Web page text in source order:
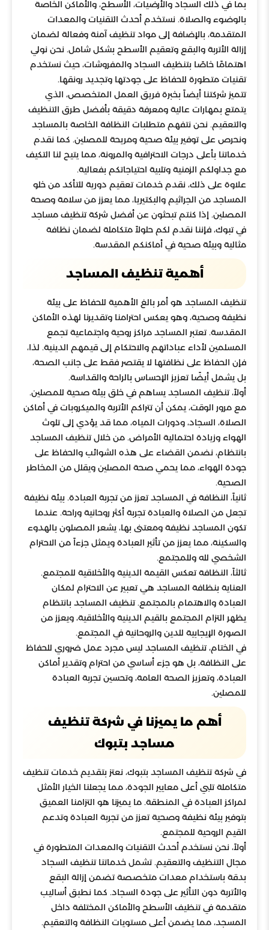
بما في ذلك السجاد والأرضيات، الأسطح، والأماكن الخاصة
بالوضوء والصلاة. نستخدم أحدث التقنيات والمعدات
المتقدمة، بالإضافة إلى مواد تنظيف آمنة وفعالة لضمان
إزالة الأتربة والبقع وتعقيم الأسطح بشكل شامل. نحن نولي
اهتمامًا خاصًا بتنظيف السجاد والمفروشات، حيث نستخدم
تقنيات متطورة للحفاظ على جودتها وتجديد رونقها.
تتميز شركتنا أيضاً بخبرة فريق العمل المتخصص، الذي
يتمتع بمهارات عالية ومعرفة دقيقة بأفضل طرق التنظيف
والتعقيم. نحن نتفهم متطلبات النظافة الخاصة بالمساجد
ونحرص على توفير بيئة صحية ومريحة للمصلين. كما نقدم
خدماتنا بأعلى درجات الاحترافية والمرونة، مما يتيح لنا التكيف
مع جداولكم الزمنية وتلبية احتياجاتكم بفعالية.
علاوة على ذلك، نقدم خدمات تعقيم دورية للتأكد من خلو
المساجد من الجراثيم والبكتيريا، مما يعزز من سلامة وصحة
المصلين. إذا كنتم تبحثون عن أفضل شركة تنظيف مساجد
في تبوك، فإننا نقدم لكم حلولاً متكاملة لضمان نظافة
مثالية وبيئة صحية في أماكنكم المقدسة.
أهمية تنظيف المساجد
تنظيف المساجد هو أمر بالغ الأهمية للحفاظ على بيئة
نظيفة وصحية، وهو يعكس احترامنا وتقديرنا لهذه الأماكن
المقدسة. تعتبر المساجد مراكز روحية واجتماعية تجمع
المسلمين لأداء عباداتهم والاحتكام إلى قيمهم الدينية. لذا،
فإن الحفاظ على نظافتها لا يقتصر فقط على جانب الصحة،
بل يشمل أيضًا تعزيز الإحساس بالراحة والقداسة.
أولاً، تنظيف المساجد يساهم في خلق بيئة صحية للمصلين.
مع مرور الوقت، يمكن أن تتراكم الأتربة والميكروبات في أماكن
الصلاة، السجاد، ودورات المياه، مما قد يؤدي إلى تلوث
الهواء وزيادة احتمالية الأمراض. من خلال تنظيف المساجد
بانتظام، نضمن القضاء على هذه الشوائب والحفاظ على
جودة الهواء، مما يحمي صحة المصلين ويقلل من المخاطر
الصحية.
ثانياً، النظافة في المساجد تعزز من تجربة العبادة. بيئة نظيفة
تجعل من الصلاة والعبادة تجربة أكثر روحانية وراحة. عندما
تكون المساجد نظيفة ومعتنى بها، يشعر المصلون بالهدوء
والسكينة، مما يعزز من تأثير العبادة ويمثل جزءاً من الاحترام
الشخصي لله وللمجتمع.
ثالثاً، النظافة تعكس القيمة الدينية والأخلاقية للمجتمع.
العناية بنظافة المساجد هي تعبير عن الاحترام لمكان
العبادة والاهتمام بالمجتمع. تنظيف المساجد بانتظام
يظهر التزام المجتمع بالقيم الدينية والأخلاقية، ويعزز من
الصورة الإيجابية للدين والروحانية في المجتمع.
في الختام، تنظيف المساجد ليس مجرد عمل ضروري للحفاظ
على النظافة، بل هو جزء أساسي من احترام وتقدير أماكن
العبادة، وتعزيز الصحة العامة، وتحسين تجربة العبادة
للمصلين.
أهم ما يميزنا في شركة تنظيف
مساجد بتبوك
في شركة تنظيف المساجد بتبوك، نعتز بتقديم خدمات تنظيف
متكاملة تلبي أعلى معايير الجودة، مما يجعلنا الخيار الأمثل
لمراكز العبادة في المنطقة. ما يميزنا هو التزامنا العميق
بتوفير بيئة نظيفة وصحية تعزز من تجربة العبادة وتدعم
القيم الروحية للمجتمع.
أولاً، نحن نستخدم أحدث التقنيات والمعدات المتطورة في
مجال التنظيف والتعقيم. تشمل خدماتنا تنظيف السجاد
بدقة باستخدام معدات متخصصة تضمن إزالة البقع
والأتربة دون التأثير على جودة السجاد. كما نطبق أساليب
متقدمة في تنظيف الأسطح والأماكن المختلفة داخل
المسجد، مما يضمن أعلى مستويات النظافة والتعقيم.